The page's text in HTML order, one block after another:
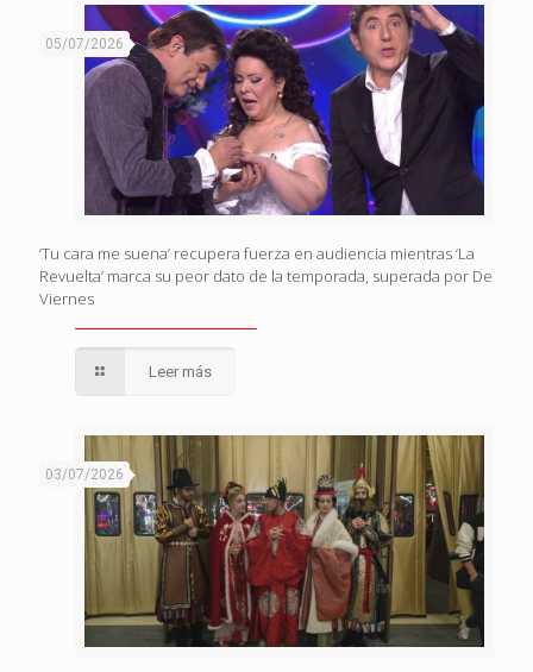
05/07/2026
‘Tu cara me suena’ recupera fuerza en audiencia mientras ‘La
Revuelta’ marca su peor dato de la temporada, superada por De
Viernes
Leer más
03/07/2026